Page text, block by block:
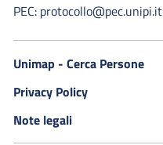
PEC: protocollo@pec.unipi.it
Unimap - Cerca Persone
Privacy Policy
Note legali